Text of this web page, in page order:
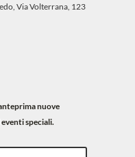
Via Volterrana, 123
nuove
speciali.